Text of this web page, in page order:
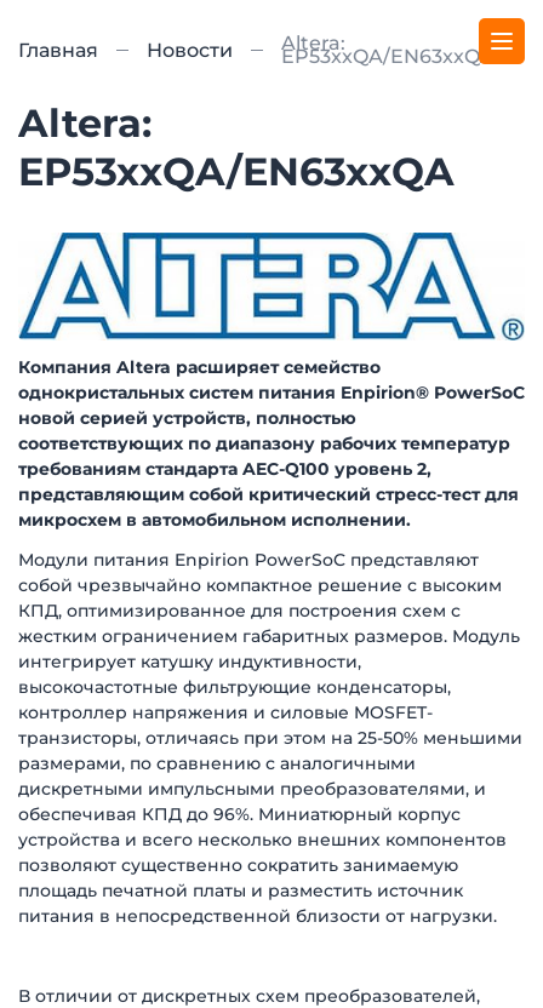
Главная Новости Altera:
EP53xxQA/EN63xxQA
Altera:
EP53xxQA/EN63xxQA
Компания Altera расширяет семейство
однокристальных систем питания Enpirion® PowerSoC
новой серией устройств, полностью
соответствующих по диапазону рабочих температур
требованиям стандарта AEC-Q100 уровень 2,
представляющим собой критический стресс-тест для
микросхем в автомобильном исполнении.
Модули питания Enpirion PowerSoC представляют
собой чрезвычайно компактное решение с высоким
КПД, оптимизированное для построения схем с
жестким ограничением габаритных размеров. Модуль
интегрирует катушку индуктивности,
высокочастотные фильтрующие конденсаторы,
контроллер напряжения и силовые MOSFET-
транзисторы, отличаясь при этом на 25-50% меньшими
размерами, по сравнению с аналогичными
дискретными импульсными преобразователями, и
обеспечивая КПД до 96%. Миниатюрный корпус
устройства и всего несколько внешних компонентов
позволяют существенно сократить занимаемую
площадь печатной платы и разместить источник
питания в непосредственной близости от нагрузки.
В отличии от дискретных схем преобразователей,